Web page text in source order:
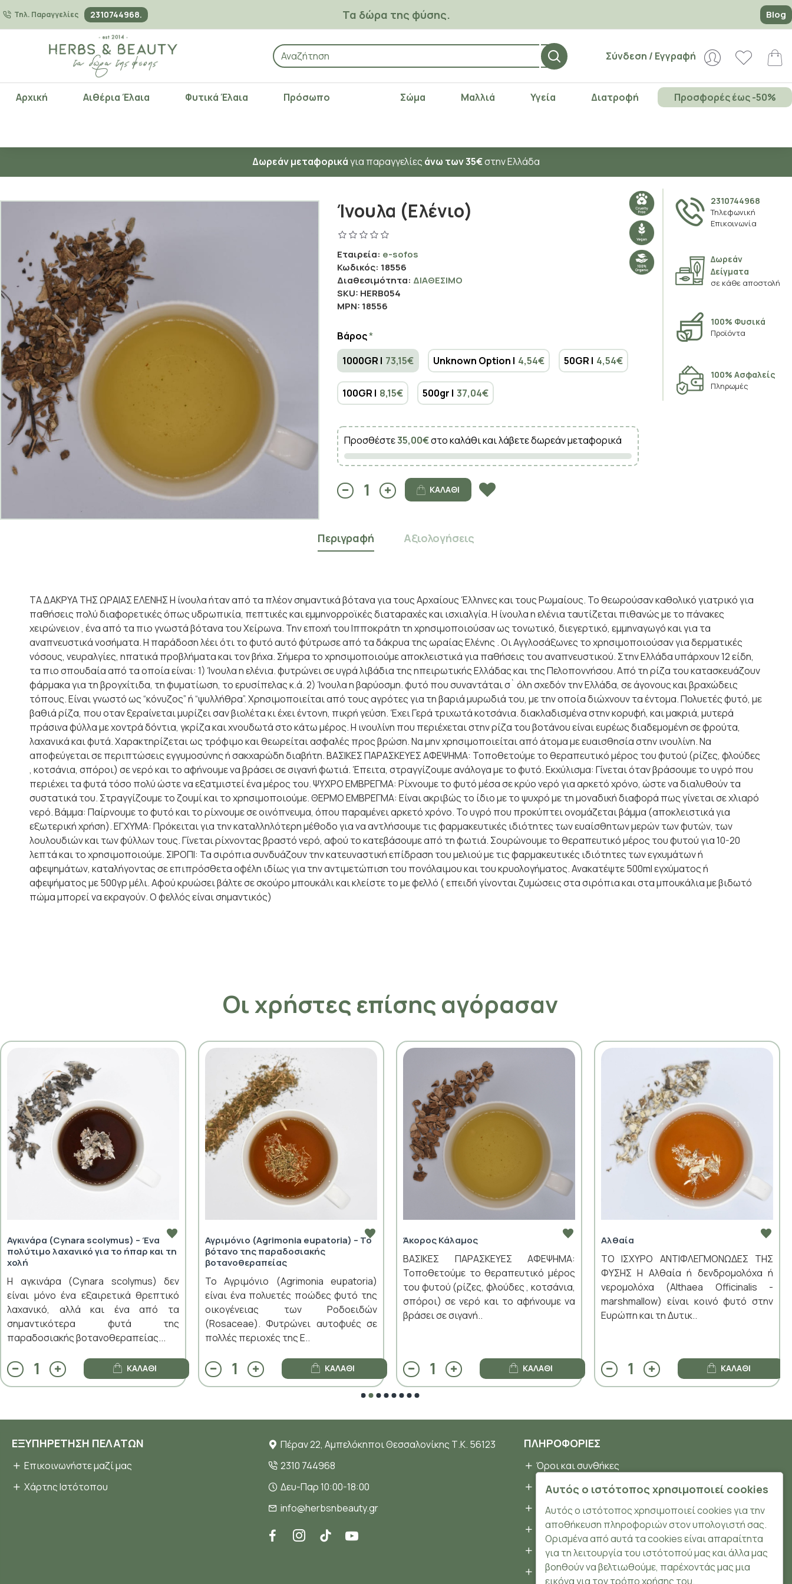
Τηλ. Παραγγελίες 2310744968. Τα δώρα της φύσης. Blog
Σύνδεση / Εγγραφή
Αρχική Αιθέρια Έλαια Φυτικά Έλαια Πρόσωπο Σώμα Μαλλιά Υγεία Διατροφή Προσφορές έως -50%
Δωρεάν μεταφορικάγια παραγγελίες άνω των 35€στην Ελλάδα
Ίνουλα (Ελένιο)
Εταιρεία: e-sofos
Κωδικός: 18556
Διαθεσιμότητα: ΔΙΑΘΈΣΙΜΟ
SKU: HERB054
MPN: 18556
Βάρος
1000GR | 73,15€ Unknown Option | 4,54€ 50GR | 4,54€
100GR | 8,15€ 500gr | 37,04€
Προσθέστε35,00€στο καλάθι και λάβετε δωρεάν μεταφορικά
ΚΑΛΆΘΙ
2310744968
Τηλεφωνική
Επικοινωνία
Δωρεάν
Δείγματα
σε κάθε αποστολή
100% Φυσικά
Προϊόντα
100% Ασφαλείς
Πληρωμές
Περιγραφή Αξιολογήσεις
ΤΑ ΔΑΚΡΥΑ ΤΗΣ ΩΡΑΙΑΣ ΕΛΕΝΗΣ Η ίνουλα ήταν από τα πλέον σημαντικά βότανα για τους Αρχαίους Έλληνες και τους Ρωμαίους. Το θεωρούσαν καθολικό γιατρικό για
παθήσεις πολύ διαφορετικές όπως υδρωπικία, πεπτικές και εμμηνορροϊκές διαταραχές και ισχιαλγία. Η ίνουλα η ελένια ταυτίζεται πιθανώς με το πάνακες
χειρώνειον , ένα από τα πιο γνωστά βότανα του Χείρωνα. Την εποχή του Ιπποκράτη τη χρησιμοποιούσαν ως τονωτικό, διεγερτικό, εμμηναγωγό και για τα
αναπνευστικά νοσήματα. Η παράδοση λέει ότι το φυτό αυτό φύτρωσε από τα δάκρυα της ωραίας Ελένης . Οι Αγγλοσάξωνες το χρησιμοποιούσαν για δερματικές
νόσους, νευραλγίες, ηπατικά προβλήματα και τον βήχα. Σήμερα το χρησιμοποιούμε αποκλειστικά για παθήσεις του αναπνευστικού. Στην Ελλάδα υπάρχουν 12 είδη,
τα πιο σπουδαία από τα οποία είναι: 1) Ίνουλα η ελένια. φυτρώνει σε υγρά λιβάδια της ηπειρωτικής Ελλάδας και της Πελοποννήσου. Από τη ρίζα του κατασκευάζουν
φάρμακα για τη βρογχίτιδα, τη φυματίωση, το ερυσίπελας κ.ά. 2) Ίνουλα η βαρύοσμη. φυτό που συναντάται σ` όλη σχεδόν την Ελλάδα, σε άγονους και βραχώδεις
τόπους. Είναι γνωστό ως “κόνυζος” ή “ψυλλήθρα”. Χρησιμοποιείται από τους αγρότες για τη βαριά μυρωδιά του, με την οποία διώχνουν τα έντομα. Πολυετές φυτό, με
βαθιά ρίζα, που oταν ξεραίνεται μυρίζει σαν βιολέτα κι έχει έντονη, πικρή γεύση. Έχει Γερά τριχωτά κοτσάνια. διακλαδισμένα στην κορυφή, και μακριά, μυτερά
πράσινα φύλλα με χοντρά δόντια, γκρίζα και χνουδωτά στο κάτω μέρος. Η ινουλίνη που περιέχεται στην ρίζα του βοτάνου είναι ευρέως διαδεμομένη σε φρούτα,
λαχανικά και φυτά. Χαρακτηρίζεται ως τρόφιμο και θεωρείται ασφαλές προς βρώση. Να μην χρησιμοποιείται από άτομα με ευαισθησία στην ινουλίνη. Να
αποφεύγεται σε περιπτώσεις εγγυμοσύνης ή σακχαρώδη διαβήτη. ΒΑΣΙΚΕΣ ΠΑΡΑΣΚΕΥΕΣ ΑΦΕΨΗΜΑ: Τοποθετούμε το θεραπευτικό μέρος του φυτού (ρίζες, φλούδες
, κοτσάνια, σπόροι) σε νερό και το αφήνουμε να βράσει σε σιγανή φωτιά. Έπειτα, στραγγίζουμε ανάλογα με το φυτό. Εκχύλισμα: Γίνεται όταν βράσουμε το υγρό που
περιέχει τα φυτά τόσο πολύ ώστε να εξατμιστεί ένα μέρος του. ΨΥΧΡΟ ΕΜΒΡΕΓΜΑ: Ρίχνουμε το φυτό μέσα σε κρύο νερό για αρκετό χρόνο, ώστε να διαλυθούν τα
συστατικά του. Στραγγίζουμε το ζουμί και το χρησιμοποιούμε. ΘΕΡΜΟ ΕΜΒΡΕΓΜΑ: Είναι ακριβώς το ίδιο με το ψυχρό με τη μοναδική διαφορά πως γίνεται σε χλιαρό
νερό. Βάμμα: Παίρνουμε το φυτό και το ρίχνουμε σε οινόπνευμα, όπου παραμένει αρκετό χρόνο. Το υγρό που προκύπτει ονομάζεται βάμμα (αποκλειστικά για
εξωτερική χρήση). ΕΓΧΥΜΑ: Πρόκειται για την καταλληλότερη μέθοδο για να αντλήσουμε τις φαρμακευτικές ιδιότητες των ευαίσθητων μερών των φυτών, των
λουλουδιών και των φύλλων τους. Γίνεται ρίχνοντας βραστό νερό, αφού το κατεβάσουμε από τη φωτιά. Σουρώνουμε το θεραπευτικό μέρος του φυτού για 10-20
λεπτά και το χρησιμοποιούμε. ΣΙΡΟΠΙ: Τα σιρόπια συνδυάζουν την κατευναστική επίδραση του μελιού με τις φαρμακευτικές ιδιότητες των εγχυμάτων ή
αφεψημάτων, καταλήγοντας σε επιπρόσθετα οφέλη ιδίως για την αντιμετώπιση του πονόλαιμου και του κρυολογήματος. Ανακατέψτε 500ml εγχύματος ή
αφεψήματος με 500γρ μέλι. Αφού κρυώσει βάλτε σε σκούρο μπουκάλι και κλείστε το με φελλό ( επειδή γίνονται ζυμώσεις στα σιρόπια και στα μπουκάλια με βιδωτό
πώμα μπορεί να εκραγούν. Ο φελλός είναι σημαντικός)
Οι χρήστες επίσης αγόρασαν
Αγκινάρα (Cynara scolymus) – Ένα
πολύτιμο λαχανικό για το ήπαρ και τη
χολή
Η αγκινάρα (Cynara scolymus) δεν
είναι μόνο ένα εξαιρετικά θρεπτικό
λαχανικό, αλλά και ένα από τα
σημαντικότερα φυτά της
παραδοσιακής βοτανοθεραπείας...
ΚΑΛΆΘΙ
Αγριμόνιο (Agrimonia eupatoria) – Το
βότανο της παραδοσιακής
βοτανοθεραπείας
Το Αγριμόνιο (Agrimonia eupatoria)
είναι ένα πολυετές ποώδες φυτό της
οικογένειας των Ροδοειδών
(Rosaceae). Φυτρώνει αυτοφυές σε
πολλές περιοχές της Ε..
ΚΑΛΆΘΙ
Άκορος Κάλαμος
ΒΑΣΙΚΕΣ ΠΑΡΑΣΚΕΥΕΣ ΑΦΕΨΗΜΑ:
Τοποθετούμε το θεραπευτικό μέρος
του φυτού (ρίζες, φλούδες , κοτσάνια,
σπόροι) σε νερό και το αφήνουμε να
βράσει σε σιγανή..
ΚΑΛΆΘΙ
Αλθαία
ΤΟ ΙΣΧΥΡΟ ΑΝΤΙΦΛΕΓΜΟΝΩΔΕΣ ΤΗΣ
ΦΥΣΗΣ H Αλθαία ή δενδρομολόχα ή
νερομολόχα (Althaea Officinalis -
marshmallow) είναι κοινό φυτό στην
Ευρώπη και τη Δυτικ..
ΚΑΛΆΘΙ
ΕΞΥΠΗΡΈΤΗΣΗ ΠΕΛΑΤΏΝ
Επικοινωνήστε μαζί μας
Χάρτης Ιστότοπου
Πέραν 22, Αμπελόκηποι Θεσσαλονίκης Τ.Κ. 56123
2310 744968
Δευ-Παρ 10:00-18:00
info@herbsnbeauty.gr
ΠΛΗΡΟΦΟΡΊΕΣ
Όροι και συνθήκες
Προσωπικά δεδομένα
Ασφάλεια
Τρόποι Πληρωμής
Τρόποι Αποστολής
Επιστροφές Προϊόντων
Αυτός ο ιστότοπος χρησιμοποιεί cookies
Αυτός ο ιστότοπος χρησιμοποιεί cookies για την
αποθήκευση πληροφοριών στον υπολογιστή σας.
Ορισμένα από αυτά τα cookies είναι απαραίτητα
για τη λειτουργία του ιστότοπού μας και άλλα μας
βοηθούν να βελτιωθούμε, παρέχοντάς μας μια
εικόνα για τον τρόπο χρήσης του.